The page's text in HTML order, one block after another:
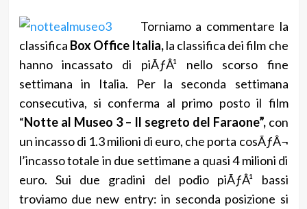
Torniamo a commentare la
classifica Box Office Italia,la classifica dei film che
hanno incassato di piÃƒÂ¹ nello scorso fine
settimana in Italia. Per la seconda settimana
consecutiva, si conferma al primo posto il film
“Notte al Museo 3 – Il segreto del Faraone”,con
un incasso di 1.3 milioni di euro, che porta cosÃƒÂ¬
l’incasso totale in due settimane a quasi 4 milioni di
euro. Sui due gradini del podio piÃƒÂ¹ bassi
troviamo due new entry: in seconda posizione si